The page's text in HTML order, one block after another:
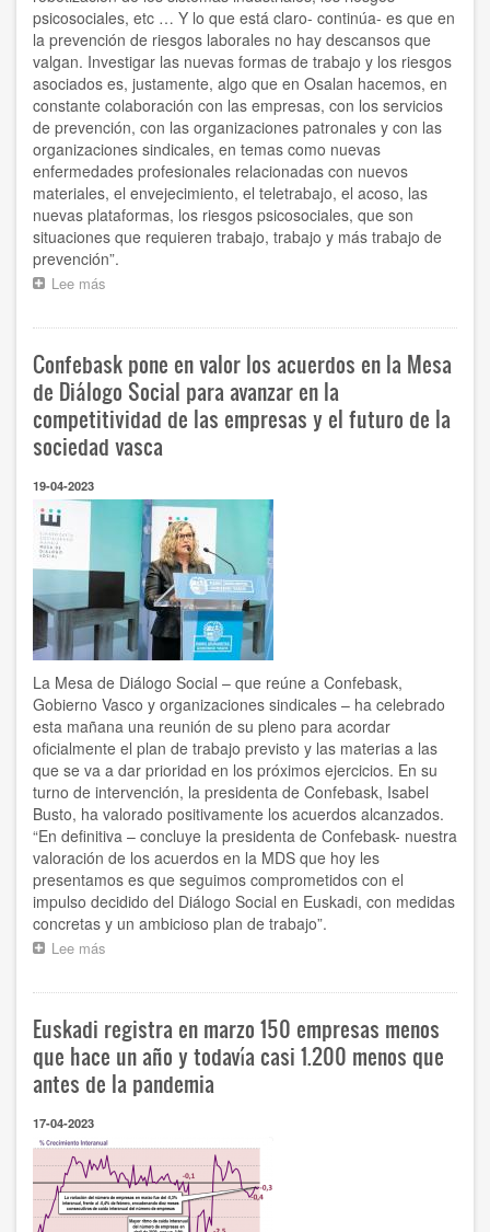
empresas”
psicosociales, etc … Y lo que está claro- continúa- es que en
la prevención de riesgos laborales no hay descansos que
valgan. Investigar las nuevas formas de trabajo y los riesgos
asociados es, justamente, algo que en Osalan hacemos, en
constante colaboración con las empresas, con los servicios
de prevención, con las organizaciones patronales y con las
organizaciones sindicales, en temas como nuevas
enfermedades profesionales relacionadas con nuevos
materiales, el envejecimiento, el teletrabajo, el acoso, las
nuevas plataformas, los riesgos psicosociales, que son
situaciones que requieren trabajo, trabajo y más trabajo de
prevención”.
Lee más
formas
trabajo
y
los
riesgos
es
tareas
fundamentales,
y
en
Osalan
lo
hacemos
en
colaboración
con
las
empresas
y
con
las
organizaciones
empresariales,
entre
otros”
Confebask pone en valor los acuerdos en la Mesa
de Diálogo Social para avanzar en la
competitividad de las empresas y el futuro de la
sociedad vasca
19-04-2023
La Mesa de Diálogo Social – que reúne a Confebask,
Gobierno Vasco y organizaciones sindicales – ha celebrado
esta mañana una reunión de su pleno para acordar
oficialmente el plan de trabajo previsto y las materias a las
que se va a dar prioridad en los próximos ejercicios. En su
turno de intervención, la presidenta de Confebask, Isabel
Busto, ha valorado positivamente los acuerdos alcanzados.
“En definitiva – concluye la presidenta de Confebask- nuestra
valoración de los acuerdos en la MDS que hoy les
presentamos es que seguimos comprometidos con el
impulso decidido del Diálogo Social en Euskadi, con medidas
concretas y un ambicioso plan de trabajo”.
Lee más
valor
los
acuerdos
en
de
Diálogo
Social
para
avanzar
Euskadi registra en marzo 150 empresas menos
que hace un año y todavía casi 1.200 menos que
antes de la pandemia
17-04-2023